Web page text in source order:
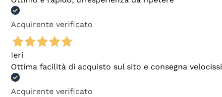
Acquirente verificato
Ieri
Ottima facilità di acquisto sul sito e consegna
Acquirente verificato